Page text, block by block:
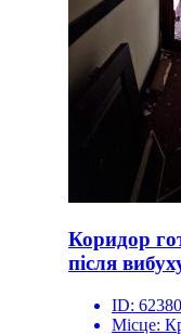
Коридор
після
ID: 62380
Місце: